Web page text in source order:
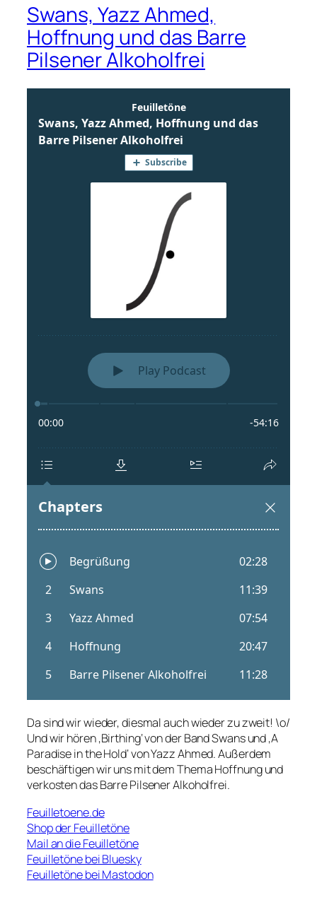
Swans, Yazz Ahmed,
Hoffnung und das Barre
Pilsener Alkoholfrei
Da sind wir wieder, diesmal auch wieder zu zweit! \o/
Und wir hören ‚Birthing‘ von der Band Swans und ‚A
Paradise in the Hold‘ von Yazz Ahmed. Außerdem
beschäftigen wir uns mit dem Thema Hoffnung und
verkosten das Barre Pilsener Alkoholfrei.
Feuilletoene.de
Shop der Feuilletöne
Mail an die Feuilletöne
Feuilletöne bei Bluesky
Feuilletöne bei Mastodon